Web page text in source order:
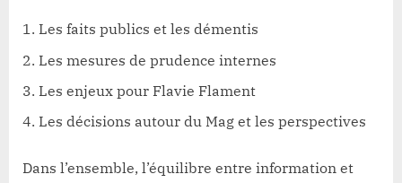
Les faits publics et les démentis
Les mesures de prudence internes
Les enjeux pour Flavie Flament
Les décisions autour du Mag et les perspectives
Dans l’ensemble, l’équilibre entre information et